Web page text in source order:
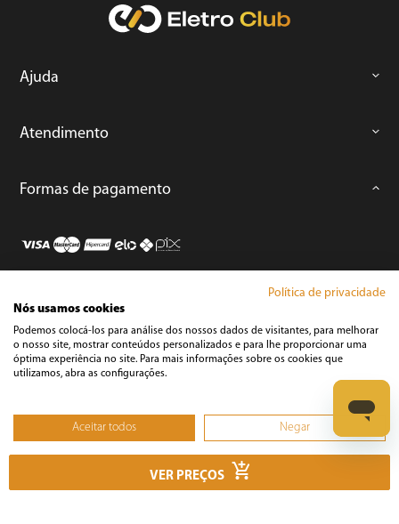
VER PREÇOS
Ajuda
Atendimento
Formas de pagamento
Loja Segura
Áudio e Vídeo
Casa
Política de privacidade
Nós usamos cookies
Podemos colocá-los para análise dos nossos dados de visitantes, para melhorar
o nosso site, mostrar conteúdos personalizados e para lhe proporcionar uma
óptima experiência no site. Para mais informações sobre os cookies que
utilizamos, abra as configurações.
Aceitar todos Negar